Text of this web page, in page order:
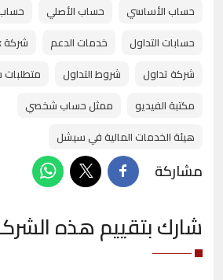
حساب الأساسي
حساب الأصلي
حسابات التداول
خدمات الدعم
شركة Capex
شركة تداول
شروط التداول
مكتبة الفيديو
ممثل حساب شخصي
هيئة الخدمات المالية في سيشل
مشاركة
شارك بتقييم هذه